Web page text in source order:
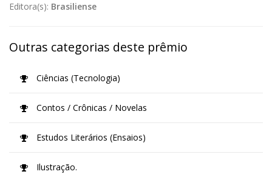
Editora(s): Brasiliense
Outras categorias deste prêmio
Ciências (Tecnologia)
Contos / Crônicas / Novelas
Estudos Literários (Ensaios)
Ilustração.